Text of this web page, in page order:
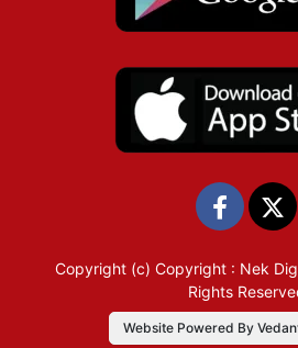
Copyright (c) Copyright : Nek
Rights
Website Powered By